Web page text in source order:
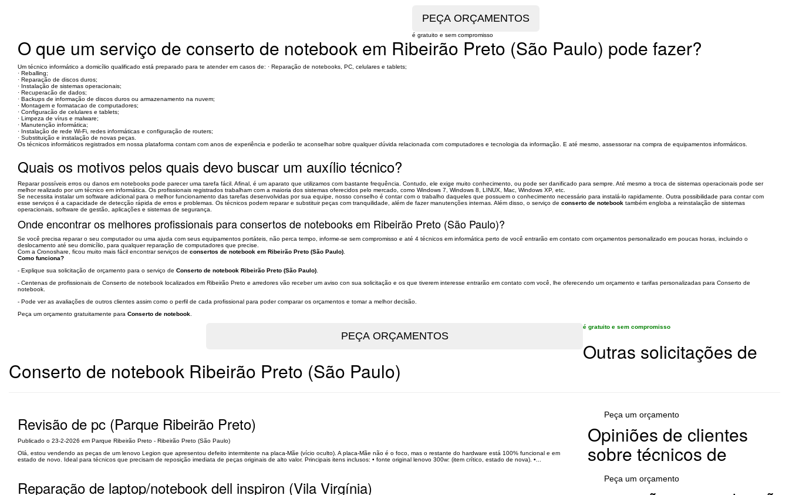
é gratuito e sem compromisso
O que um serviço de conserto de notebook em Ribeirão Preto (São Paulo) pode fazer?
Um técnico informático a domicílio qualificado está preparado para te atender em casos de: · Reparação de notebooks, PC, celulares e tablets;
· Reballing;
· Reparação de discos duros;
· Instalação de sistemas operacionais;
· Recuperacão de dados;
· Backups de informação de discos duros ou armazenamento na nuvem;
· Montagem e formatacao de computadores;
· Configuracão de celulares e tablets;
· Limpeza de vírus e malware;
· Manutenção informática;
· Instalação de rede Wi-Fi, redes informáticas e configuração de routers;
· Substituição e instalação de novas peças.
Os técnicos informáticos registrados em nossa plataforma contam com anos de experiência e poderão te aconselhar sobre qualquer dúvida relacionada com computadores e tecnologia da informação. E até mesmo, assessorar na compra de equipamentos informáticos.
Quais os motivos pelos quais devo buscar um auxílio técnico?
Reparar possíveis erros ou danos em notebooks pode parecer uma tarefa fácil. Afinal, é um aparato que utilizamos com bastante frequência. Contudo, ele exige muito conhecimento, ou pode ser danificado para sempre. Até mesmo a troca de sistemas operacionais pode ser
melhor realizado por um técnico em informática. Os profissionais registrados trabalham com a maioria dos sistemas oferecidos pelo mercado, como Windows 7, Windows 8, LINUX, Mac, Windows XP, etc.
Se necessita instalar um software adicional para o melhor funcionamento das tarefas desenvolvidas por sua equipe, nosso conselho é contar com o trabalho daqueles que possuem o conhecimento necessário para instalá-lo rapidamente. Outra possibilidade para contar com
esse serviços é a capacidade de detecção rápida de erros e problemas. Os técnicos podem reparar e substituir peças com tranquilidade, além de fazer manutenções internas. Além disso, o serviço de conserto de notebook também engloba a reinstalação de sistemas
operacionais, software de gestão, aplicações e sistemas de segurança.
Onde encontrar os melhores profissionais para consertos de notebooks em Ribeirão Preto (São Paulo)?
Se você precisa reparar o seu computador ou uma ajuda com seus equipamentos portáteis, não perca tempo, informe-se sem compromisso e até 4 técnicos em informática perto de você entrarão em contato com orçamentos personalizado em poucas horas, incluindo o
deslocamento até seu domicílio, para qualquer reparação de computadores que precise.
Com a Cronoshare, ficou muito mais fácil encontrar serviços de consertos de notebook em Ribeirão Preto (São Paulo)
Como funciona?
- Explique sua solicitação de orçamento para o serviço de Conserto de notebook Ribeirão Preto (São Paulo)
- Centenas de profissionais de Conserto de notebook localizados em Ribeirão Preto e arredores vão receber um aviso con sua solicitação e os que tiverem interesse entrarão em contato com você, lhe oferecendo um orçamento e tarifas personalizadas para Conserto de
notebook.
- Pode ver as avaliações de outros clientes assim como o perfil de cada profissional para poder comparar os orçamentos e tomar a melhor decisão.
Peça um orçamento gratuitamente para Conserto de notebook
é gratuito e sem compromisso
Outras solicitações de
Conserto de notebook Ribeirão Preto (São Paulo)
Revisão de pc (Parque Ribeirão Preto)
Publicado o 23-2-2026 em Parque Ribeirão Preto - Ribeirão Preto (São Paulo)
Olá, estou vendendo as peças de um lenovo Legion que apresentou defeito intermitente na placa-Mãe (vício oculto). A placa-Mãe não é o foco, mas o restante do hardware está 100% funcional e em
estado de novo. Ideal para técnicos que precisam de reposição imediata de peças originais de alto valor. Principais itens inclusos: • fonte original lenovo 300w: (item crítico, estado de nova). •...
Peça um orçamento
Reparação de laptop/notebook dell inspiron (Vila Virgínia) Peça um orçamento
Opiniões de clientes
sobre técnicos de